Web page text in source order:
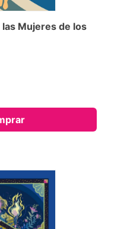
Mujeres de los